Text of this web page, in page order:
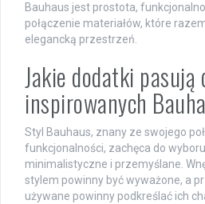
Bauhaus jest prostota,
połączenie materiałów, które
elegancką przestrzeń.
Jakie dodatki pasują
inspirowanych
Styl Bauhaus, znany ze swojego
funkcjonalności, zachęca do
minimalistyczne i przemyślane.
stylem powinny być wyważone, a
używane powinny podkreślać ich